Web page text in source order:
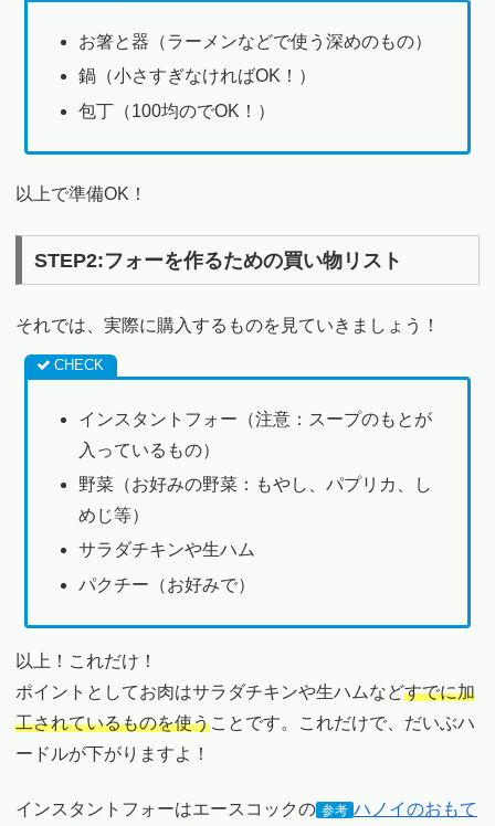
お箸と器（ラーメンなどで使う深めのもの）
鍋（小さすぎなければOK！）
包丁（100均のでOK！）
以上で準備OK！
STEP2:フォーを作るための買い物リスト
それでは、実際に購入するものを見ていきましょう！
インスタントフォー（注意：スープのもとが
入っているもの）
野菜（お好みの野菜：もやし、パプリカ、し
めじ等）
サラダチキンや生ハム
パクチー（お好みで）
以上！これだけ！
ポイントとしてお肉はサラダチキンや生ハムなどすでに加
工されているものを使うことです。これだけで、だいぶハ
ードルが下がりますよ！
インスタントフォーはエースコックの 参考 ハノイのおもて